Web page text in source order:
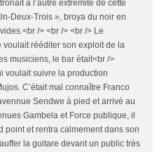
à l’autre extrémité de cette
Deux-Trois », broya du noir en
/> <br /> <br /> Le
voulait rééditer son exploit de la
musiciens, le bar était<br />
voulait suivre la production
C’était mal connaître Franco
Sendwe à pied et arrivé au
Gambela et Force publique, il
point et rentra calmement dans son
la guitare devant un public très